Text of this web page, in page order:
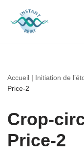
Aller
Accueil | Initiation de
Price-2
Crop-
Price-2